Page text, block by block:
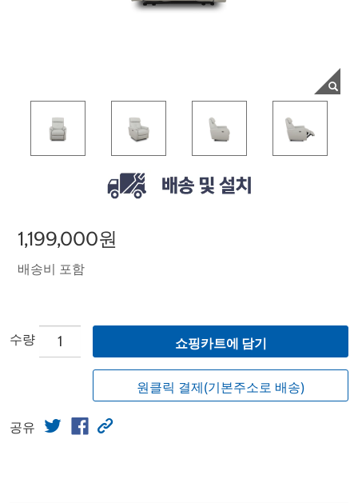
1,199,000원
배송비 포함
수량 쇼핑카트에 담기
원클릭 결제(기본주소로 배송)
공유